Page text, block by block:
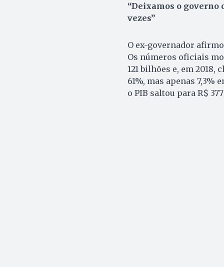
“Deixamos o governo
vezes”
O ex-governador
Os números oficiais
121 bilhões e, em
61%, mas apenas 7,3%
o PIB saltou para R$